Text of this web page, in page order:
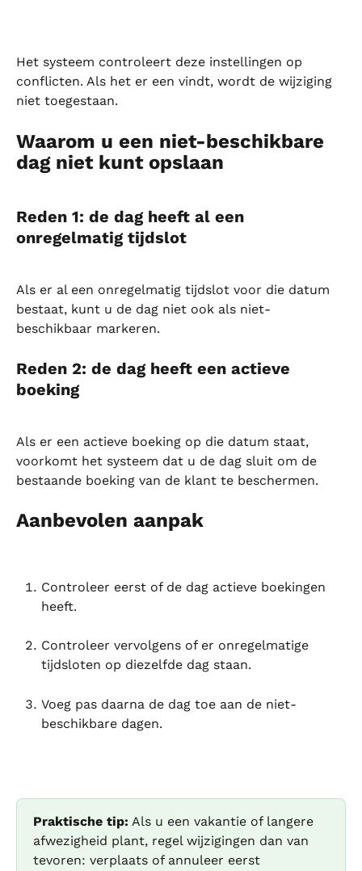
Het systeem controleert deze instellingen op
conflicten. Als het er een vindt, wordt de wijziging
niet toegestaan.
Waarom u een niet-beschikbare
dag niet kunt opslaan
Reden 1: de dag heeft al een
onregelmatig tijdslot
Als er al een onregelmatig tijdslot voor die datum
bestaat, kunt u de dag niet ook als niet-
beschikbaar markeren.
Reden 2: de dag heeft een actieve
boeking
Als er een actieve boeking op die datum staat,
voorkomt het systeem dat u de dag sluit om de
bestaande boeking van de klant te beschermen.
Aanbevolen aanpak
Controleer eerst of de dag actieve boekingen
heeft.
Controleer vervolgens of er onregelmatige
tijdsloten op diezelfde dag staan.
Voeg pas daarna de dag toe aan de niet-
beschikbare dagen.
Praktische tip: Als u een vakantie of langere
afwezigheid plant, regel wijzigingen dan van
tevoren: verplaats of annuleer eerst